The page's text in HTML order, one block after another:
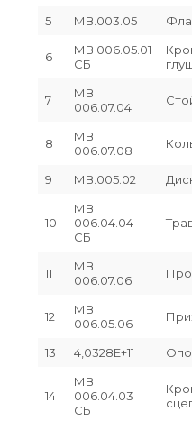
5 МВ.003.05
6
МВ 006.05.01
СБ
7
МВ
006.07.04
8
МВ
006.07.08
9 МВ.005.02
10
МВ
006.04.04
СБ
11
МВ
006.07.06
12
МВ
006.05.06
13 4,0328E+11
14
МВ
006.04.03
СБ